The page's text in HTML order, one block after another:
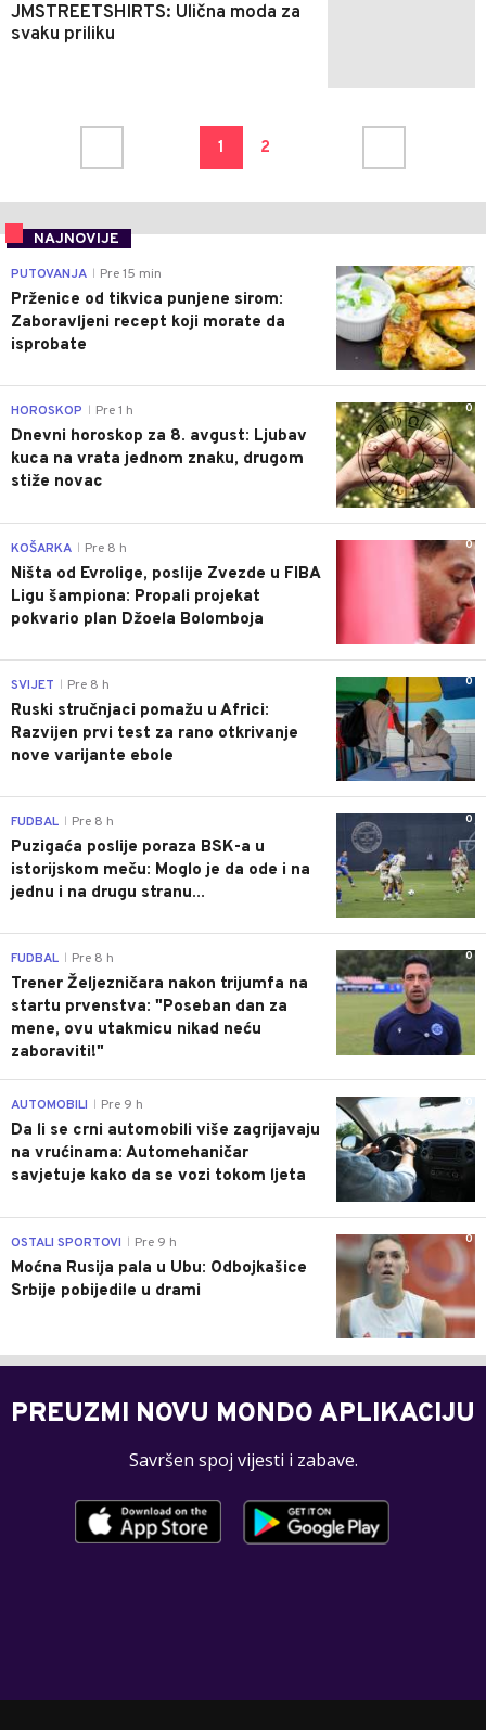
JMSTREETSHIRTS: Ulična moda za
svaku priliku
1 2
NAJNOVIJE
0
PUTOVANJA Pre 15 min
Prženice od tikvica punjene sirom:
Zaboravljeni recept koji morate da
isprobate
0
HOROSKOP Pre 1 h
Dnevni horoskop za 8. avgust: Ljubav
kuca na vrata jednom znaku, drugom
stiže novac
0
KOŠARKA Pre 8 h
Ništa od Evrolige, poslije Zvezde u FIBA
Ligu šampiona: Propali projekat
pokvario plan Džoela Bolomboja
0
SVIJET Pre 8 h
Ruski stručnjaci pomažu u Africi:
Razvijen prvi test za rano otkrivanje
nove varijante ebole
0
FUDBAL Pre 8 h
Puzigaća poslije poraza BSK-a u
istorijskom meču: Moglo je da ode i na
jednu i na drugu stranu...
0
FUDBAL Pre 8 h
Trener Željezničara nakon trijumfa na
startu prvenstva: "Poseban dan za
mene, ovu utakmicu nikad neću
zaboraviti!"
0
AUTOMOBILI Pre 9 h
Da li se crni automobili više zagrijavaju
na vrućinama: Automehaničar
savjetuje kako da se vozi tokom ljeta
0
OSTALI SPORTOVI Pre 9 h
Moćna Rusija pala u Ubu: Odbojkašice
Srbije pobijedile u drami
PREUZMI NOVU MONDO APLIKACIJU
Savršen spoj vijesti i zabave.